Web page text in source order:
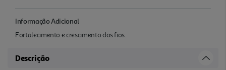
Informação Adicional
Fortalecimento e crescimento dos fios.
Descrição